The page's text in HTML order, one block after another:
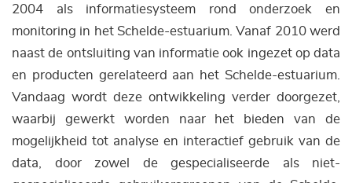
2004 als informatiesysteem rond onderzoek en
monitoring in het Schelde-estuarium. Vanaf 2010 werd
naast de ontsluiting van informatie ook ingezet op data
en producten gerelateerd aan het Schelde-estuarium.
Vandaag wordt deze ontwikkeling verder doorgezet,
waarbij gewerkt worden naar het bieden van de
mogelijkheid tot analyse en interactief gebruik van de
data, door zowel de gespecialiseerde als niet-